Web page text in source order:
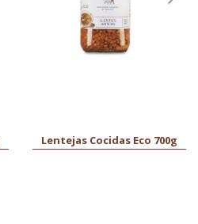
Lentejas Cocidas Eco 700g